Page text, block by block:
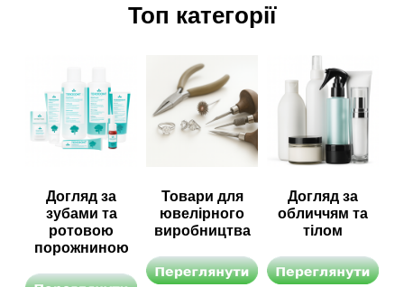
Топ категорії
Догляд за
зубами та
ротовою
порожниною
Товари для
ювелірного
виробництва
Догляд за
обличчям та
тілом